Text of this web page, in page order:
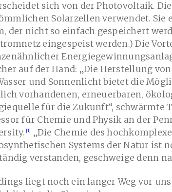
sich von der Photovoltaik.
Solarzellen verwendet. Sie
der nicht so einfach gespeichert
eingespeist werden.) Die
auf der Hand: „Die Herstellung
und Sonnenlicht bietet die
vorhandenen, erneuerbaren,
für die Zukunft“, schwärmte
für Chemie und Physik an der
„Die Chemie des
Systems der Natur ist
verstanden, geschweige denn
liegt noch ein langer Weg vor